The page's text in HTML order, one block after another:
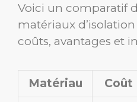
Voici un comparatif
matériaux
coûts, avantages et
Matériau Coût